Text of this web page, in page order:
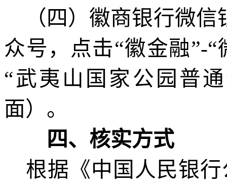
（四）徽商银行微
众号，点击“徽金融”-
“武夷山国家公园普
面）。
四、核实方式
根据《中国人民银